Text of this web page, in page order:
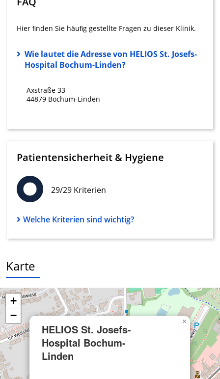
Hier ﬁnden Sie häuﬁg gestellte Fragen zu dieser Klinik.
Wie lautet die Adresse von HELIOS St. Josefs-
Hospital Bochum-Linden?
Axstraße 33
44879 Bochum-Linden
Patientensicherheit & Hygiene
29/29 Kriterien
Welche Kriterien sind wichtig?
Karte
HELIOS St. Josefs-
Hospital Bochum-
Linden
×
+
−
personalisierter Inhalte
Messung der Werbeleistung
Analyse von Zielgruppen durch Statistiken
Entwicklung und Verbesserung der
Verwendung reduzierter Daten zur Auswahl
IAB-Besonderheiten:
Geräte anhand von aktiv angeforderten
Informationen identifizieren
Nicht-IAB-Verarbeitungszwecke:
Funktional
Werbung